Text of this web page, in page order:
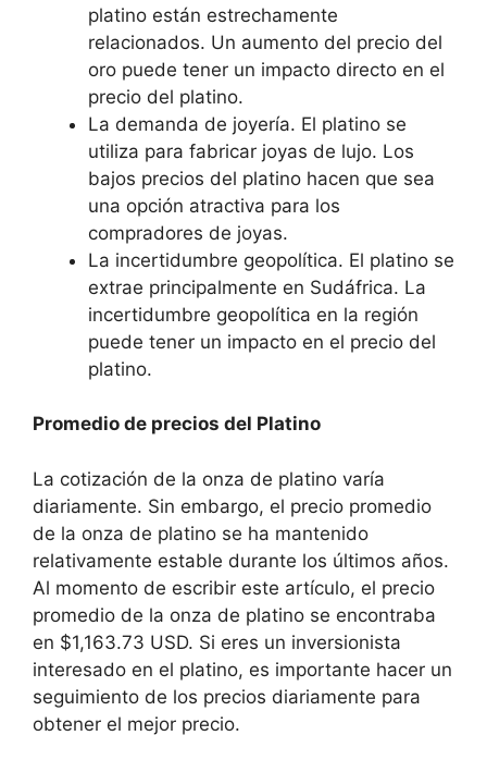
platino están estrechamente
relacionados. Un aumento del precio del
oro puede tener un impacto directo en el
precio del platino.
La demanda de joyería. El platino se
utiliza para fabricar joyas de lujo. Los
bajos precios del platino hacen que sea
una opción atractiva para los
compradores de joyas.
La incertidumbre geopolítica. El platino se
extrae principalmente en Sudáfrica. La
incertidumbre geopolítica en la región
puede tener un impacto en el precio del
platino.
Promedio de precios del Platino
La cotización de la onza de platino varía
diariamente. Sin embargo, el precio promedio
de la onza de platino se ha mantenido
relativamente estable durante los últimos años.
Al momento de escribir este artículo, el precio
promedio de la onza de platino se encontraba
en $1,163.73 USD. Si eres un inversionista
interesado en el platino, es importante hacer un
seguimiento de los precios diariamente para
obtener el mejor precio.